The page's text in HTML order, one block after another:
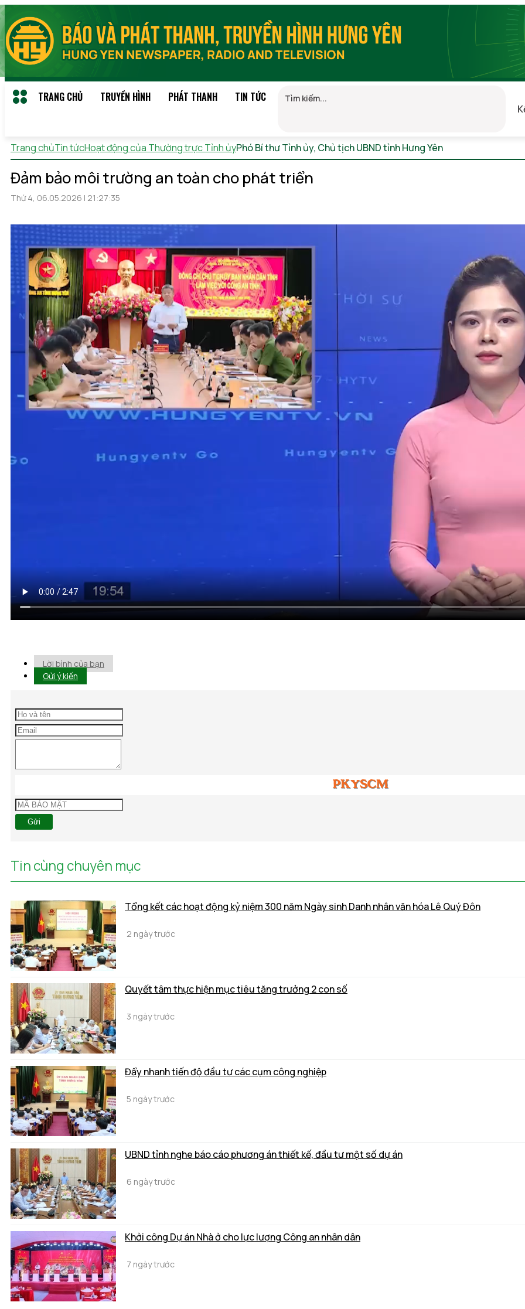
TRANG CHỦ TRUYỀN HÌNH PHÁT THANH TIN TỨC
Trang chủTin tứcHoạt động của Thường trực Tỉnh ủyPhó Bí thư Tỉnh ủy, Chủ tịch UBND tỉnh Hưng Yên
Đảm bảo môi trường an toàn cho phát triển
Thứ 4, 06.05.2026 | 21:27:35
Lời bình của bạn
Gửi ý kiến
Gửi
Tin cùng chuyên mục
Tổng kết các hoạt động kỷ niệm 300 năm Ngày sinh Danh nhân văn hóa Lê Quý Đôn
2 ngày trước
Quyết tâm thực hiện mục tiêu tăng trưởng 2 con số
3 ngày trước
Đẩy nhanh tiến độ đầu tư các cụm công nghiệp
5 ngày trước
UBND tỉnh nghe báo cáo phương án thiết kế, đầu tư một số dự án
6 ngày trước
Khởi công Dự án Nhà ở cho lực lượng Công an nhân dân
7 ngày trước